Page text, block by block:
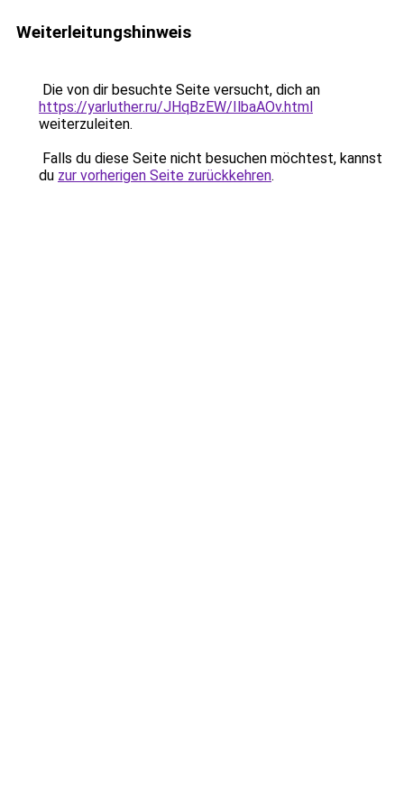
Weiterleitungshinweis
Die von dir besuchte Seite versucht, dich an
https://yarluther.ru/JHqBzEW/IlbaAOv.html
weiterzuleiten.
Falls du diese Seite nicht besuchen möchtest, kannst
du zur vorherigen Seite zurückkehren.